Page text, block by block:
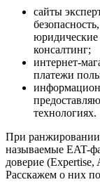
сайты
юридические
консалтинг;
интернет-
платежи
технологиях.
При ранжировании
называемые EAT-
доверие (Expertise,
Расскажем о них